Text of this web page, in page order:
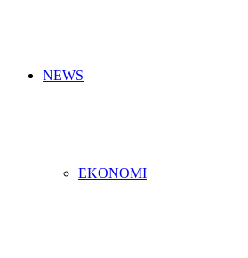
NEWS
EKONOMI